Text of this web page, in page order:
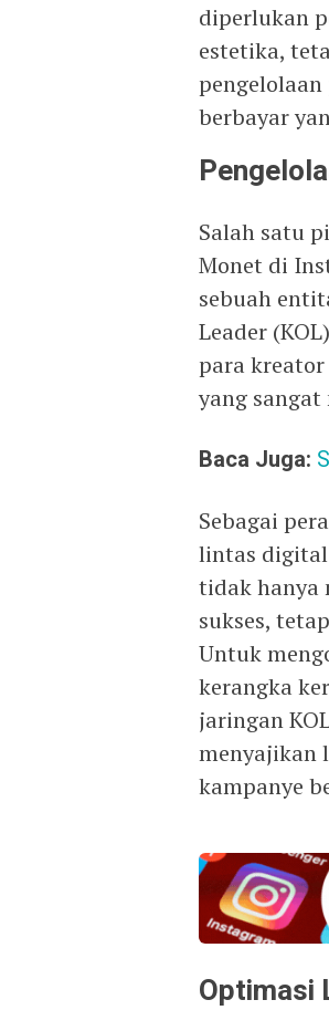
diperlukan
estetika,
berbayar
Salah satu
Monet di
sebuah
Leader
para kreator
yang
Baca Juga:
Sebagai
lintas digital
tidak hanya
sukses,
Untuk
kerangka
jaringan
menyajikan
kampanye
Optimasi